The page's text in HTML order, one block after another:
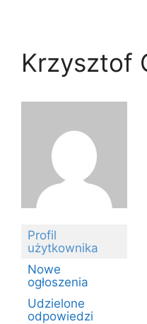
Krzysztof
Profil
użytkownika
Nowe
ogłoszenia
Udzielone
odpowiedzi